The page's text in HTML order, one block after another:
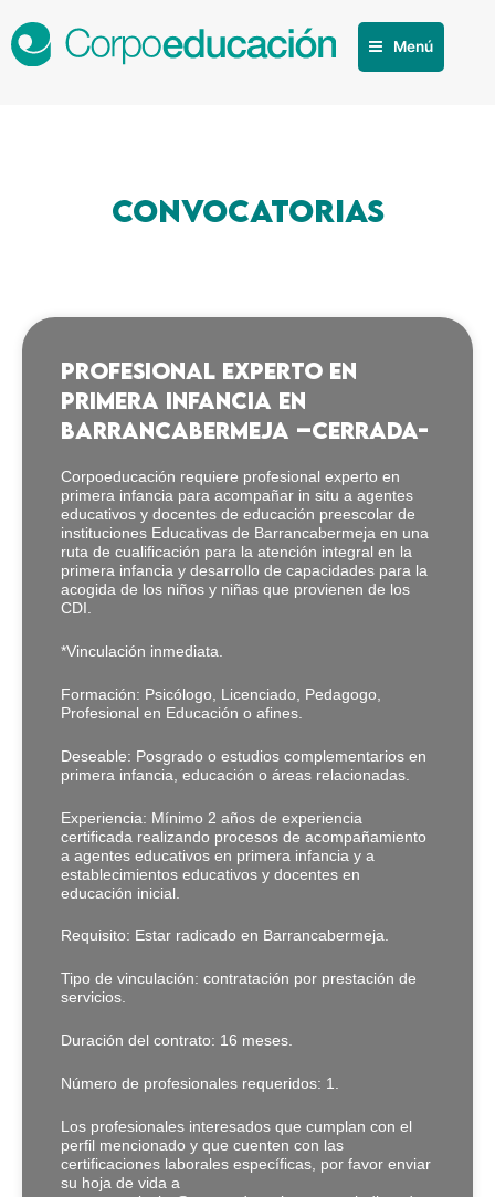
Menú
convocatorias
PROFESIONAL Experto en
primera infancia en
barrancabermeja –cerrada-
Corpoeducación requiere profesional experto en
primera infancia para acompañar in situ a agentes
educativos y docentes de educación preescolar de
instituciones Educativas de Barrancabermeja en una
ruta de cualificación para la atención integral en la
primera infancia y desarrollo de capacidades para la
acogida de los niños y niñas que provienen de los
CDI.
*Vinculación inmediata.
Formación: Psicólogo, Licenciado, Pedagogo,
Profesional en Educación o afines.
Deseable: Posgrado o estudios complementarios en
primera infancia, educación o áreas relacionadas.
Experiencia: Mínimo 2 años de experiencia
certificada realizando procesos de acompañamiento
a agentes educativos en primera infancia y a
establecimientos educativos y docentes en
educación inicial.
Requisito: Estar radicado en Barrancabermeja.
Tipo de vinculación: contratación por prestación de
servicios.
Duración del contrato: 16 meses.
Número de profesionales requeridos: 1.
Los profesionales interesados que cumplan con el
perfil mencionado y que cuenten con las
certificaciones laborales específicas, por favor enviar
su hoja de vida a